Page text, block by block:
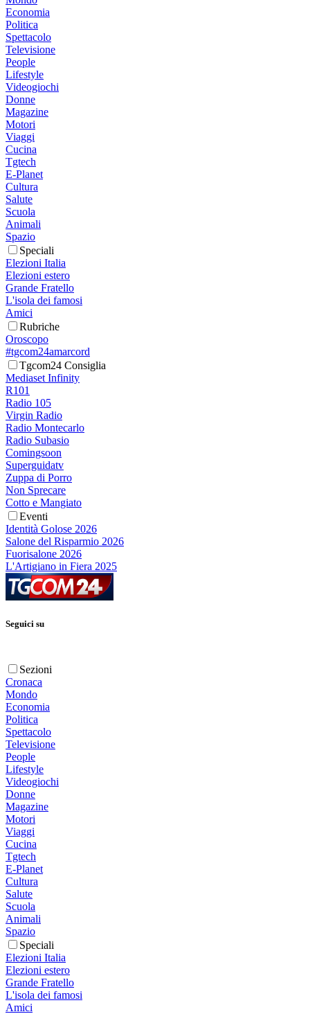
Economia
Politica
Spettacolo
Televisione
People
Lifestyle
Videogiochi
Donne
Magazine
Motori
Viaggi
Cucina
Tgtech
E-Planet
Cultura
Salute
Scuola
Animali
Spazio
Speciali
Elezioni Italia
Elezioni estero
Grande Fratello
L'isola dei famosi
Amici
Rubriche
Oroscopo
#tgcom24amarcord
Tgcom24 Consiglia
Mediaset Infinity
R101
Radio 105
Virgin Radio
Radio Montecarlo
Radio Subasio
Comingsoon
Superguidatv
Zuppa di Porro
Non Sprecare
Cotto e Mangiato
Eventi
Identità Golose 2026
Salone del Risparmio 2026
Fuorisalone 2026
L'Artigiano in Fiera 2025
Seguici su
Sezioni
Cronaca
Mondo
Economia
Politica
Spettacolo
Televisione
People
Lifestyle
Videogiochi
Donne
Magazine
Motori
Viaggi
Cucina
Tgtech
E-Planet
Cultura
Salute
Scuola
Animali
Spazio
Speciali
Elezioni Italia
Elezioni estero
Grande Fratello
L'isola dei famosi
Amici